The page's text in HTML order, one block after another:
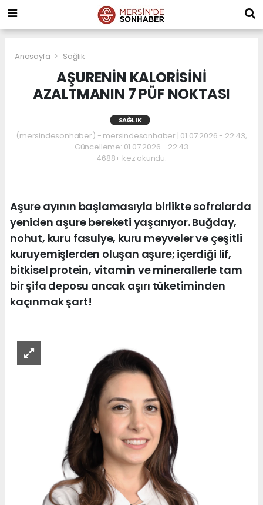
Anasayfa Sağlık
AŞURENİN KALORİSİNİ
AZALTMANIN 7 PÜF NOKTASI
SAĞLIK
(mersindesonhaber) - mersindesonhaber | 01.07.2026 - 22:43,
Güncelleme: 01.07.2026 - 22:43
4688+ kez okundu.
Aşure ayının başlamasıyla birlikte sofralarda
yeniden aşure bereketi yaşanıyor. Buğday,
nohut, kuru fasulye, kuru meyveler ve çeşitli
kuruyemişlerden oluşan aşure; içerdiği lif,
bitkisel protein, vitamin ve minerallerle tam
bir şifa deposu ancak aşırı tüketiminden
kaçınmak şart!